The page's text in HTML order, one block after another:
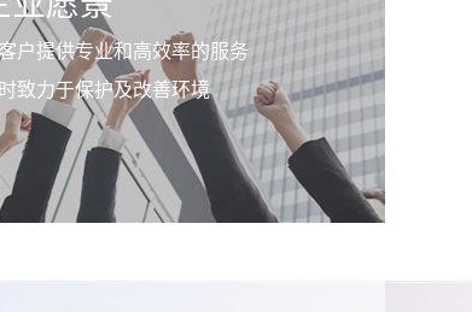
户提供专业和高效率的服务
致力于保护及改善环境